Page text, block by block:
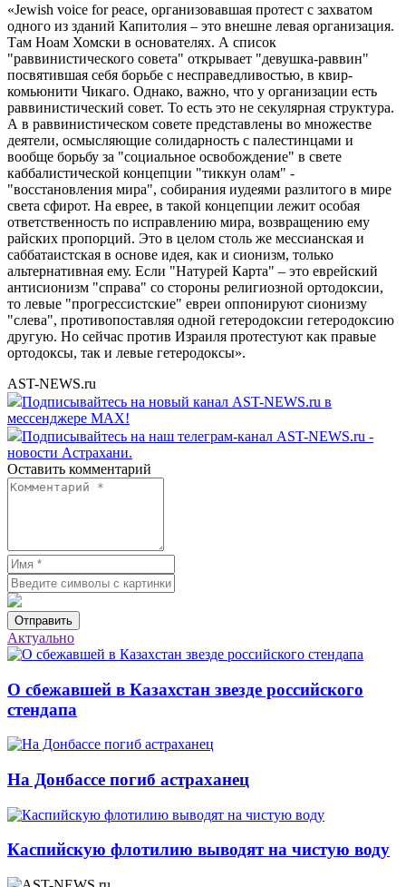
«Jewish voice for peace, организовавшая протест с захватом
одного из зданий Капитолия – это внешне левая организация.
Там Ноам Хомски в основателях. А список
"раввинистического совета" открывает "девушка-раввин"
посвятившая себя борьбе с несправедливостью, в квир-
комьюнити Чикаго. Однако, важно, что у организации есть
раввинистический совет. То есть это не секулярная структура.
А в раввинистическом совете представлены во множестве
деятели, осмысляющие солидарность с палестинцами и
вообще борьбу за "социальное освобождение" в свете
каббалистической концепции "тиккун олам" -
"восстановления мира", собирания иудеями разлитого в мире
света сфирот. На еврее, в такой концепции лежит особая
ответственность по исправлению мира, возвращению ему
райских пропорций. Это в целом столь же мессианская и
саббатаистская в основе идея, как и сионизм, только
альтернативная ему. Если "Натурей Карта" – это еврейский
антисионизм "справа" со стороны религиозной ортодоксии,
то левые "прогрессистские" евреи оппонируют сионизму
"слева", противопоставляя одной гетеродоксии гетеродоксию
другую. Но сейчас против Израиля протестуют как правые
ортодоксы, так и левые гетеродоксы».
AST-NEWS.ru
Подписывайтесь на новый канал AST-NEWS.ru в
мессенджере MAX!
Подписывайтесь на наш телеграм-канал AST-NEWS.ru -
новости Астрахани.
Оставить комментарий
Отправить
Актуально
О сбежавшей в Казахстан звезде российского
стендапа
На Донбассе погиб астраханец
Каспийскую флотилию выводят на чистую воду